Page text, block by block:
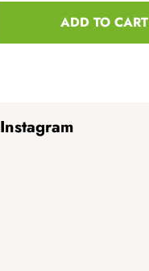
ADD TO CART
Instagram